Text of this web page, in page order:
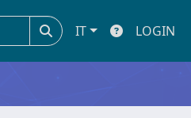
IT LOGIN